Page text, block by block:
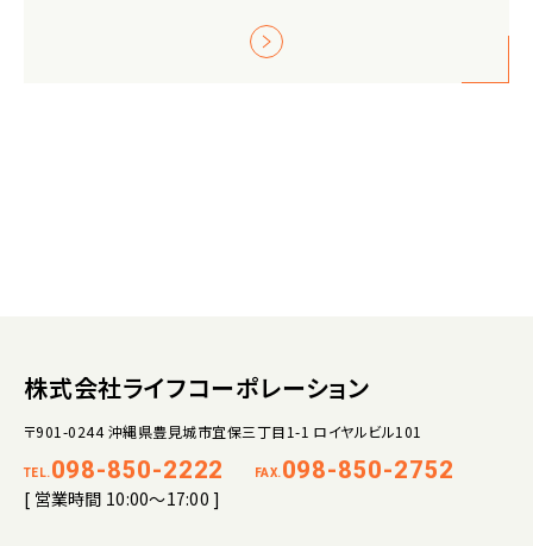
株式会社ライフコーポレーション
〒901-0244 沖縄県豊見城市宜保三丁目1-1 ロイヤルビル101
TEL. 098-850-2222 FAX. 098-850-2752
[ 営業時間 10:00～17:00 ]